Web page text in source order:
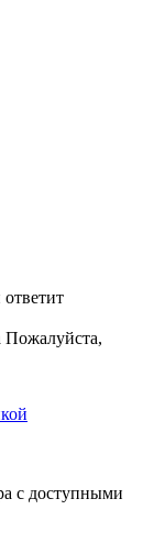
Пожалуйста,
с доступными